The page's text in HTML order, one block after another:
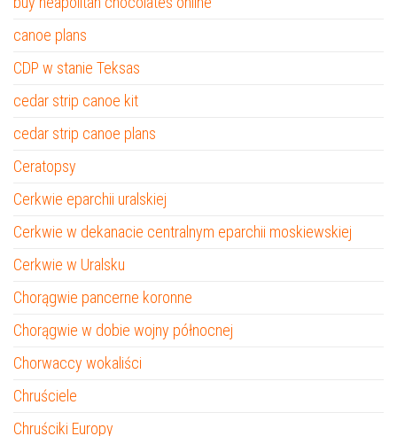
canoe plans
CDP w stanie Teksas
cedar strip canoe kit
cedar strip canoe plans
Ceratopsy
Cerkwie eparchii uralskiej
Cerkwie w dekanacie centralnym eparchii moskiewskiej
Cerkwie w Uralsku
Chorągwie pancerne koronne
Chorągwie w dobie wojny północnej
Chorwaccy wokaliści
Chruściele
Chruściki Europy